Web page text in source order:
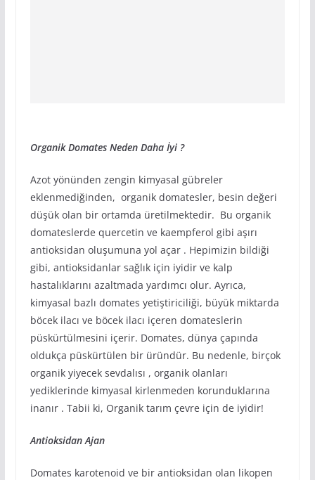
Organik Domates Neden Daha İyi ?
Azot yönünden zengin kimyasal gübreler
eklenmediğinden, organik domatesler, besin değeri
düşük olan bir ortamda üretilmektedir. Bu organik
domateslerde quercetin ve kaempferol gibi aşırı
antioksidan oluşumuna yol açar . Hepimizin bildiği
gibi, antioksidanlar sağlık için iyidir ve kalp
hastalıklarını azaltmada yardımcı olur. Ayrıca,
kimyasal bazlı domates yetiştiriciliği, büyük miktarda
böcek ilacı ve böcek ilacı içeren domateslerin
püskürtülmesini içerir. Domates, dünya çapında
oldukça püskürtülen bir üründür. Bu nedenle, birçok
organik yiyecek sevdalısı , organik olanları
yediklerinde kimyasal kirlenmeden korunduklarına
inanır . Tabii ki, Organik tarım çevre için de iyidir!
Antioksidan Ajan
Domates karotenoid ve bir antioksidan olan likopen